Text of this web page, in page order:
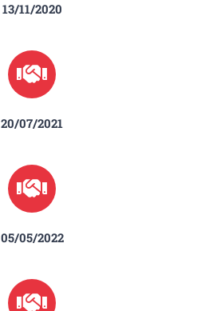
13/11/2020
20/07/2021
05/05/2022